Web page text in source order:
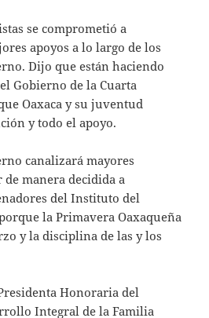
se comprometió a
apoyos a lo largo de los
Dijo que están haciendo
Gobierno de la Cuarta
Oaxaca y su juventud
y todo el apoyo.
canalizará mayores
manera decidida a
del Instituto del
la Primavera Oaxaqueña
y la disciplina de las y los
Honoraria del
Integral de la Familia